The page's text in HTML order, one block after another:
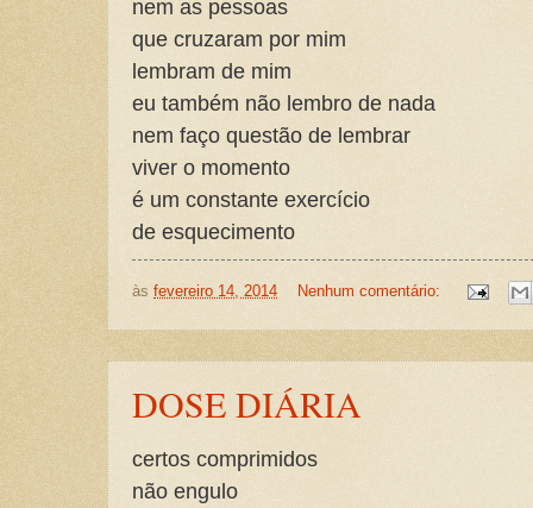
nem as pessoas
que cruzaram por mim
lembram de mim
eu também não lembro de nada
nem faço questão de lembrar
viver o momento
é um constante exercício
de esquecimento
às fevereiro 14, 2014 Nenhum comentário:
DOSE DIÁRIA
certos comprimidos
não engulo